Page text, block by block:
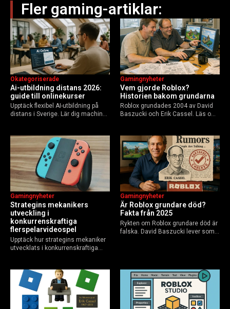
Fler gaming-artiklar:
Ai-utbildning distans 2026:
guide till onlinekurser
Okategoriserade
Upptäck flexibel AI-utbildning på
distans i Sverige. Lär dig machine
Guide för nybörjare och
yrkesverksamma som vill bygga…
Vem gjorde Roblox?
Historien bakom grundarna
Gamingnyheter
Roblox grundades 2004 av David
Baszucki och Erik Cassel. Läs om
användare 2025, och vad som
händer inför 2026.
Strategins mekanikers
utveckling i
konkurrenskraftiga
flerspelarvideospel
Gamingnyheter
Upptäck hur strategins mekaniker
utvecklats i konkurrenskraftiga
AI-drivna innovationer.
Är Roblox grundare död?
Fakta från 2025
Gamingnyheter
Rykten om Roblox grundare död är
falska. David Baszucki lever som